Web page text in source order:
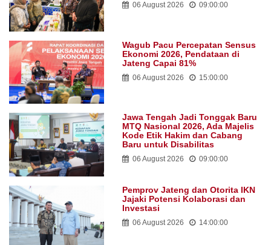
06 August 2026 09:00:00
Wagub Pacu Percepatan Sensus
Ekonomi 2026, Pendataan di
Jateng Capai 81%
06 August 2026 15:00:00
Jawa Tengah Jadi Tonggak Baru
MTQ Nasional 2026, Ada Majelis
Kode Etik Hakim dan Cabang
Baru untuk Disabilitas
06 August 2026 09:00:00
Pemprov Jateng dan Otorita IKN
Jajaki Potensi Kolaborasi dan
Investasi
06 August 2026 14:00:00